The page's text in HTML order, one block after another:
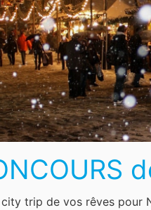
Vous y trouverez des
pâtisseries… Vous
pour un
Vous
père Noël.
city trip de vos rêves pour